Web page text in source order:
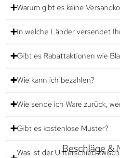
Warum gibt es keine
In welche Länder versendet
Gibt es Rabattaktionen wie
Wie kann ich bezahlen?
Wie sende ich Ware zurück,
Gibt es kostenlose Muster?
Beschläge &
Was ist der Unterschied